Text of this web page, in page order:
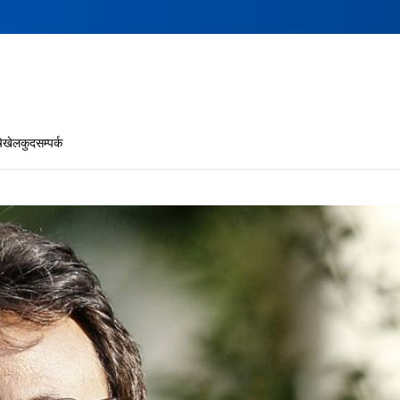
खेलकुदसम्पर्क